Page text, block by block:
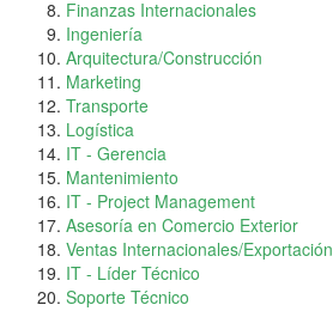
Finanzas Internacionales
Ingeniería
Arquitectura/Construcción
Marketing
Transporte
Logística
IT - Gerencia
Mantenimiento
IT - Project Management
Asesoría en Comercio Exterior
Ventas Internacionales/Exportación
IT - Líder Técnico
Soporte Técnico